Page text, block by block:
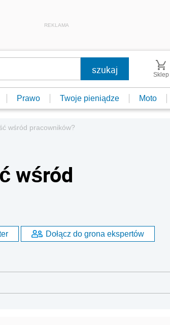
REKLAMA
Sklep
Prawo Twoje pieniądze Moto
wśród pracowników?
wśród
Dołącz do grona ekspertów